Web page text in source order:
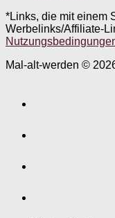
*Links, die mit einem
Werbelinks/Affiliate-
Mal-alt-werden ©